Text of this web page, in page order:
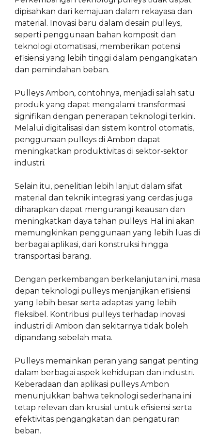
dipisahkan dari kemajuan dalam rekayasa dan
material. Inovasi baru dalam desain pulleys,
seperti penggunaan bahan komposit dan
teknologi otomatisasi, memberikan potensi
efisiensi yang lebih tinggi dalam pengangkatan
dan pemindahan beban.
Pulleys Ambon, contohnya, menjadi salah satu
produk yang dapat mengalami transformasi
signifikan dengan penerapan teknologi terkini.
Melalui digitalisasi dan sistem kontrol otomatis,
penggunaan pulleys di Ambon dapat
meningkatkan produktivitas di sektor-sektor
industri.
Selain itu, penelitian lebih lanjut dalam sifat
material dan teknik integrasi yang cerdas juga
diharapkan dapat mengurangi keausan dan
meningkatkan daya tahan pulleys. Hal ini akan
memungkinkan penggunaan yang lebih luas di
berbagai aplikasi, dari konstruksi hingga
transportasi barang.
Dengan perkembangan berkelanjutan ini, masa
depan teknologi pulleys menjanjikan efisiensi
yang lebih besar serta adaptasi yang lebih
fleksibel. Kontribusi pulleys terhadap inovasi
industri di Ambon dan sekitarnya tidak boleh
dipandang sebelah mata.
Pulleys memainkan peran yang sangat penting
dalam berbagai aspek kehidupan dan industri.
Keberadaan dan aplikasi pulleys Ambon
menunjukkan bahwa teknologi sederhana ini
tetap relevan dan krusial untuk efisiensi serta
efektivitas pengangkatan dan pengaturan
beban.